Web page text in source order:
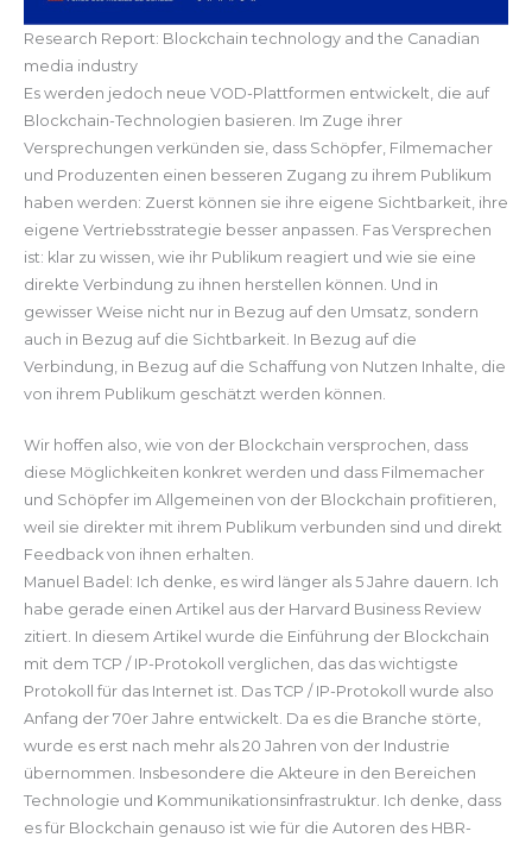
Research Report: Blockchain technology and the Canadian
media industry
Es werden jedoch neue VOD-Plattformen entwickelt, die auf
Blockchain-Technologien basieren. Im Zuge ihrer
Versprechungen verkünden sie, dass Schöpfer, Filmemacher
und Produzenten einen besseren Zugang zu ihrem Publikum
haben werden: Zuerst können sie ihre eigene Sichtbarkeit, ihre
eigene Vertriebsstrategie besser anpassen. Fas Versprechen
ist: klar zu wissen, wie ihr Publikum reagiert und wie sie eine
direkte Verbindung zu ihnen herstellen können. Und in
gewisser Weise nicht nur in Bezug auf den Umsatz, sondern
auch in Bezug auf die Sichtbarkeit. In Bezug auf die
Verbindung, in Bezug auf die Schaffung von Nutzen Inhalte, die
von ihrem Publikum geschätzt werden können.
Wir hoffen also, wie von der Blockchain versprochen, dass
diese Möglichkeiten konkret werden und dass Filmemacher
und Schöpfer im Allgemeinen von der Blockchain profitieren,
weil sie direkter mit ihrem Publikum verbunden sind und direkt
Feedback von ihnen erhalten.
Manuel Badel: Ich denke, es wird länger als 5 Jahre dauern. Ich
habe gerade einen Artikel aus der Harvard Business Review
zitiert. In diesem Artikel wurde die Einführung der Blockchain
mit dem TCP / IP-Protokoll verglichen, das das wichtigste
Protokoll für das Internet ist. Das TCP / IP-Protokoll wurde also
Anfang der 70er Jahre entwickelt. Da es die Branche störte,
wurde es erst nach mehr als 20 Jahren von der Industrie
übernommen. Insbesondere die Akteure in den Bereichen
Technologie und Kommunikationsinfrastruktur. Ich denke, dass
es für Blockchain genauso ist wie für die Autoren des HBR-